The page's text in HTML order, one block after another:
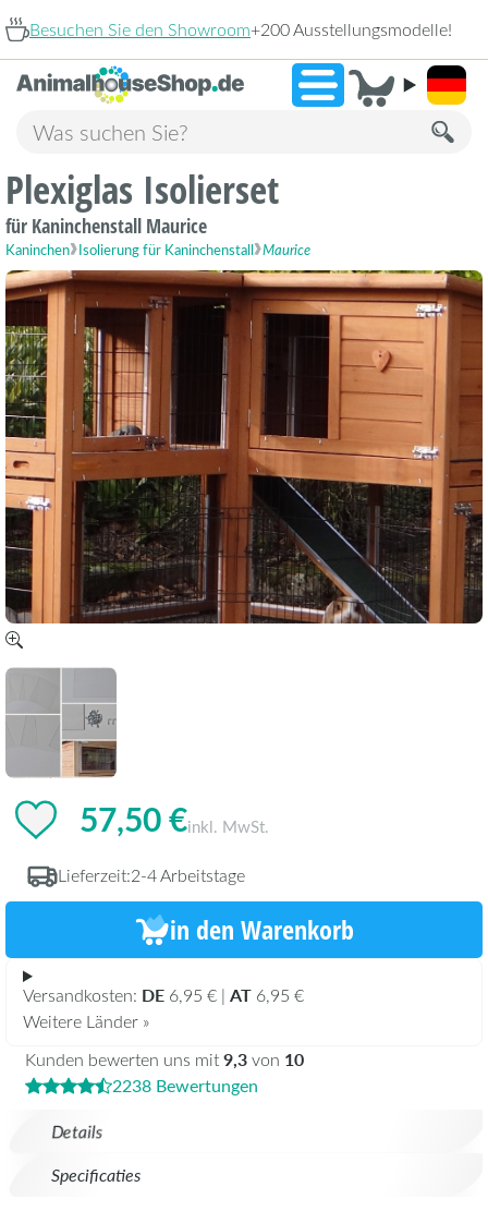
+200 Ausstellungsmodelle!
Plexiglas Isolierset
für Kaninchenstall Maurice
Kaninchen Isolierung für Kaninchenstall Maurice
Details
Specificaties
57,50 €inkl. MwSt.
Lieferzeit:2-4 Arbeitstage
in den Warenkorb
Versandkosten: DE 6,95 € | AT 6,95 €
Weitere Länder »
Kunden bewerten uns mit9,3von 10
2238 Bewertungen